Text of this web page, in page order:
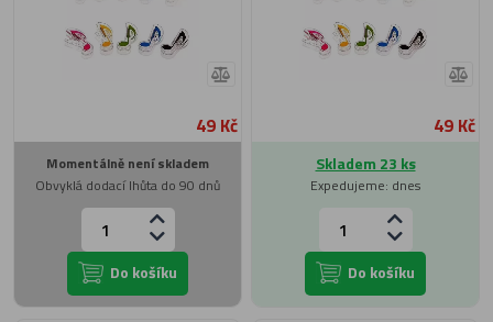
49 Kč
Momentálně není skladem
Obvyklá dodací lhůta do 90 dnů
Do košíku
49 Kč
Skladem 23 ks
Expedujeme: dnes
Do košíku